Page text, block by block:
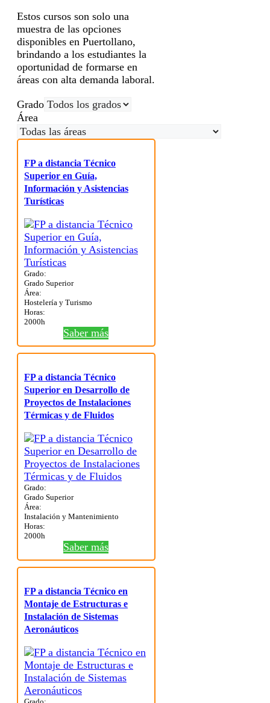
Estos cursos son solo una
muestra de las opciones
disponibles en Puertollano,
brindando a los estudiantes la
oportunidad de formarse en
áreas con alta demanda laboral.
Grado
Área
FP a distancia Técnico
Superior en Guía,
Información y Asistencias
Turísticas
Grado:
Grado Superior
Área:
Hostelería y Turismo
Horas:
2000h
Saber más
FP a distancia Técnico
Superior en Desarrollo de
Proyectos de Instalaciones
Térmicas y de Fluidos
Grado:
Grado Superior
Área:
Instalación y Mantenimiento
Horas:
2000h
Saber más
FP a distancia Técnico en
Montaje de Estructuras e
Instalación de Sistemas
Aeronáuticos